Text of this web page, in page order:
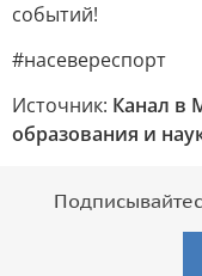
событий!
#насевереспорт
Источник: Канал в
образования и